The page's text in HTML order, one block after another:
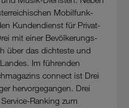
Mobilfunk-
Kundendienst für Privat-
mit einer Bevölkerungs-
über das dichteste und
Im führenden
connect ist Drei
hervorgegangen. Drei
Ranking zum